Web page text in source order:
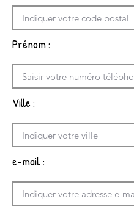
Prénom :
Ville :
e-mail :